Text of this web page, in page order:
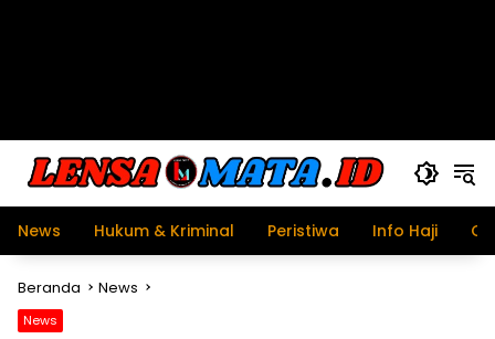
News Hukum & Kriminal Peristiwa Info Haji
Beranda News
News